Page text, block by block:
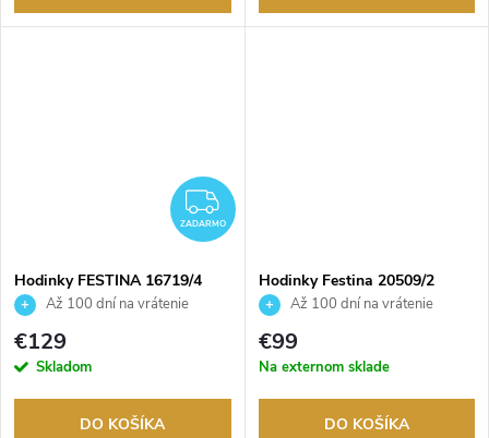
ZADARMO
ZADARMO
Hodinky FESTINA 16719/4
Až 100 dní na vrátenie
tovaru. Autorizovaný predajca.
€129
Skladom
DO KOŠÍKA
Hodinky Festina 20509/2
Až 100 dní na vrátenie
tovaru. Autorizovaný predajca.
€99
Na externom sklade
DO KOŠÍKA